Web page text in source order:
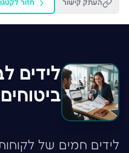
העתק קישור חזור
לידים
ביטוחים
לידים חמים של